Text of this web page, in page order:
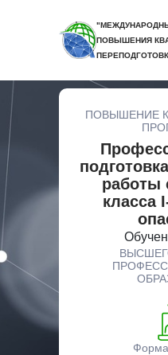
ПОВЫШЕНИЯ
ПОВЫШЕНИЕ
работы
класса